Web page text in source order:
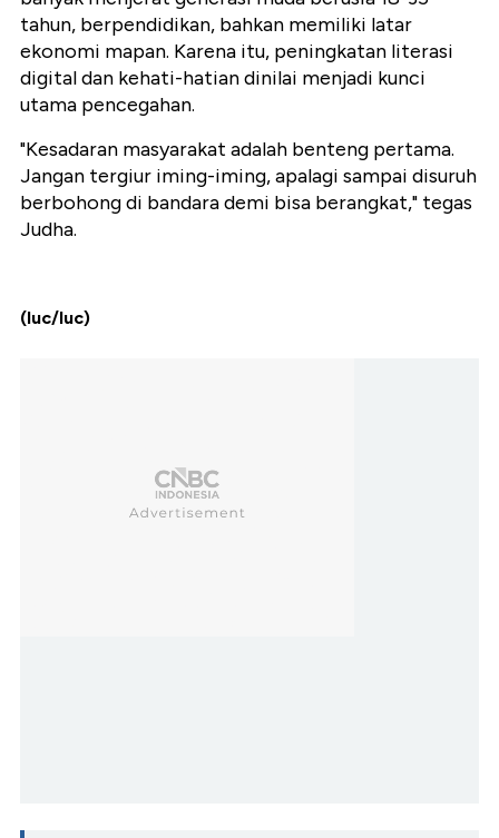
tahun, berpendidikan, bahkan memiliki latar
ekonomi mapan. Karena itu, peningkatan literasi
digital dan kehati-hatian dinilai menjadi kunci
utama pencegahan.
"Kesadaran masyarakat adalah benteng pertama.
Jangan tergiur iming-iming, apalagi sampai disuruh
berbohong di bandara demi bisa berangkat," tegas
Judha.
(luc/luc)